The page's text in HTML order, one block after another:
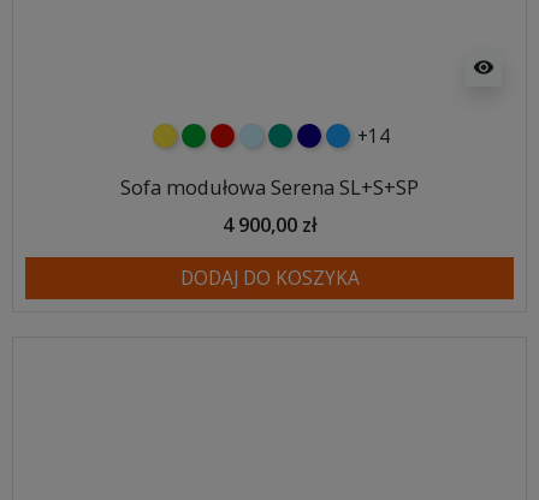
visibility
żółtyzielonyczerwony
błękitnyturkusowy
granatowy
niebieski
+14
Sofa modułowa Serena SL+S+SP
4 900,00 zł
DODAJ DO KOSZYKA